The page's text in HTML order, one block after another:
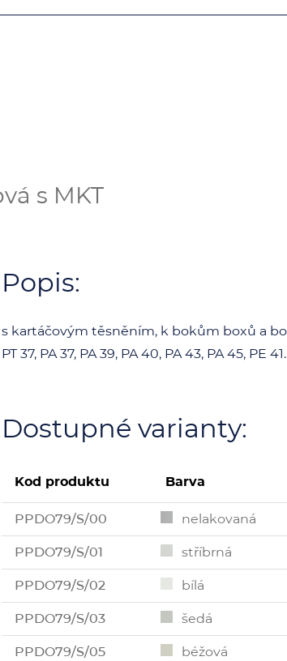
s MKT
Popis:
s kartáčovým těsněním, k bokům boxů a
PT 37, PA 37, PA 39, PA 40, PA 43, PA 45, PE 41.
Dostupné varianty:
Kod produktu Barva
PPDO79/S/00 nelakovaná
PPDO79/S/01 stříbrná
PPDO79/S/02 bílá
PPDO79/S/03 šedá
PPDO79/S/05 béžová